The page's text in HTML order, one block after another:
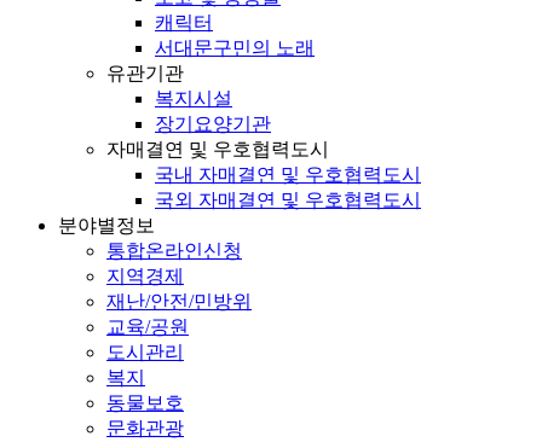
캐릭터
서대문구민의 노래
유관기관
복지시설
장기요양기관
자매결연 및 우호협력도시
국내 자매결연 및 우호협력도시
국외 자매결연 및 우호협력도시
분야별정보
통합온라인신청
지역경제
재난/안전/민방위
교육/공원
도시관리
복지
동물보호
문화관광